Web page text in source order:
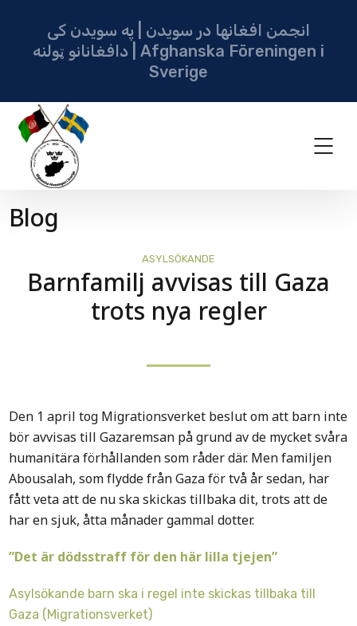
انجمن افغانها در سویدن | په سویدن کی
دافغانانو ټولنه | Afghanska Föreningen i
Sverige
Blog
ASYLSÖKANDE
Barnfamilj avvisas till Gaza
trots nya regler
Den 1 april tog Migrationsverket beslut om att barn inte
bör avvisas till Gazaremsan på grund av de mycket svåra
humanitära förhållanden som råder där. Men familjen
Abousalah, som flydde från Gaza för två år sedan, har
fått veta att de nu ska skickas tillbaka dit, trots att de
har en sjuk, åtta månader gammal dotter.
”Det är dödsstraff för den här lilla tjejen”
Asylsökande barn ska i regel inte skickas tillbaka till
Gaza (Migrationsverket)